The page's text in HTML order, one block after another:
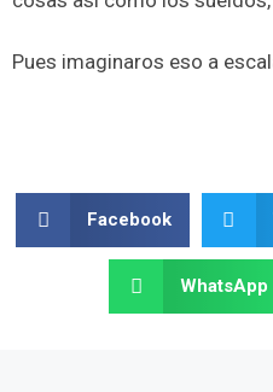
Pues imaginaros eso a
Facebook
WhatsApp